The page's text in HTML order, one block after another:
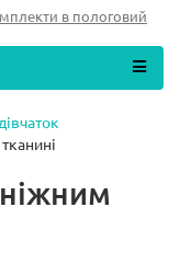
в пологовий